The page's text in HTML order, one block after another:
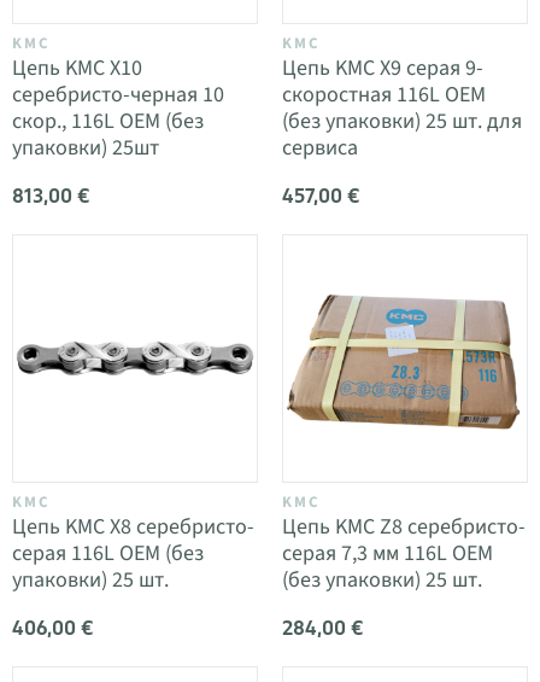
KMC
Цепь KMC X10
серебристо-черная 10
скор., 116L OEM (без
упаковки) 25шт
813,00 €
KMC
Цепь KMC X9 серая 9-
скоростная 116L OEM
(без упаковки) 25 шт. для
сервиса
457,00 €
KMC
Цепь KMC X8 серебристо-
серая 116L OEM (без
упаковки) 25 шт.
406,00 €
KMC
Цепь KMC Z8 серебристо-
серая 7,3 мм 116L OEM
(без упаковки) 25 шт.
284,00 €